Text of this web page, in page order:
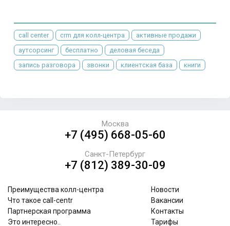
call center crm для колл-центра
активные продажи
аутсорсинг
бесплатно
деловая беседа
запись разговора
звонки клиентская база книги
+7 (495) 668-05-60
Москва
+7 (812) 389-30-09
Санкт-Петербург
Преимущества колл-центра
Что такое call-centr
Партнерская программа
Это интересно..
Новости
Вакансии
Контакты
Тарифы